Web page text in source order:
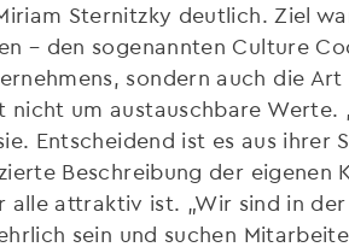
Sternitzky deutlich. Ziel
– den sogenannten Culture
sondern auch die
nicht um austauschbare Werte.
Entscheidend ist es aus ihrer
Beschreibung der eigenen
alle attraktiv ist. „Wir sind in
sein und suchen